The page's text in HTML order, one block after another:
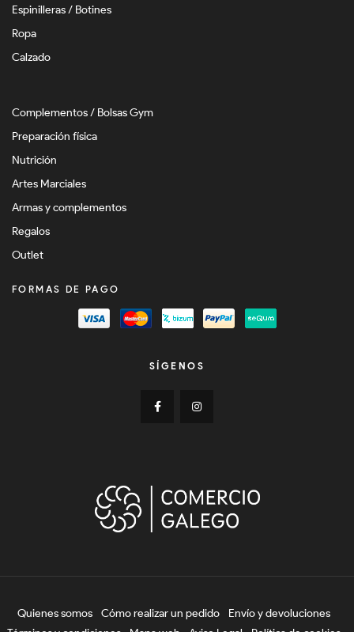
Espinilleras / Botines
Ropa
Calzado
Complementos / Bolsas Gym
Preparación física
Nutrición
Artes Marciales
Armas y complementos
Regalos
Outlet
FORMAS DE PAGO
SÍGENOS
Quienes somos Cómo realizar un pedido
Envío y devoluciones